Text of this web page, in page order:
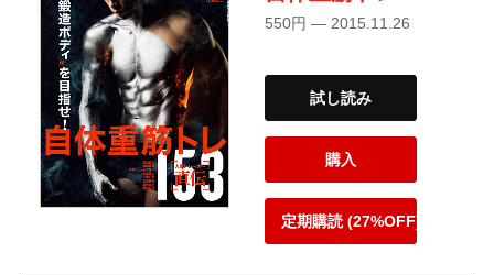
550円 — 2015.11.26
試し読み
購入
定期購読 (27%OFF)